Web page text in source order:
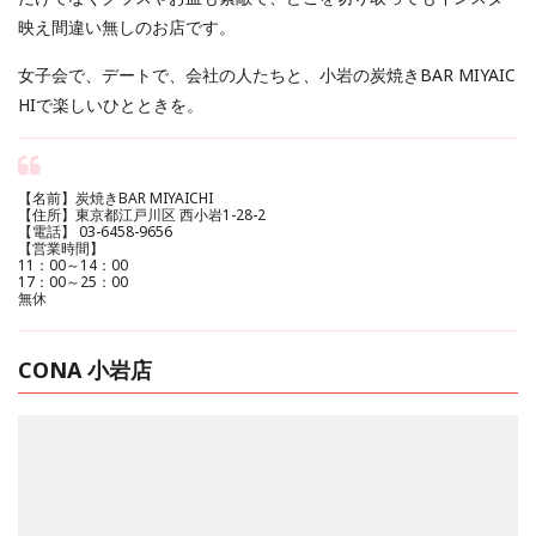
映え間違い無しのお店です。
女子会で、デートで、会社の人たちと、小岩の炭焼きBAR MIYAIC
HIで楽しいひとときを。
【名前】炭焼きBAR MIYAICHI
【住所】東京都江戸川区 西小岩1-28-2
【電話】 03-6458-9656
【営業時間】
11：00～14：00
17：00～25：00
無休
CONA 小岩店